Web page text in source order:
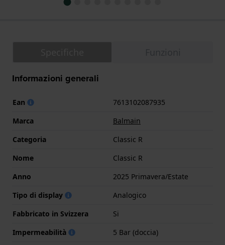
Informazioni generali
Ean
7613102087935
Marca
Balmain
Categoria
Classic R
Nome
Classic R
Anno
2025 Primavera/Estate
Tipo di display
Analogico
Fabbricato in Svizzera
Si
Impermeabilità
5 Bar (doccia)